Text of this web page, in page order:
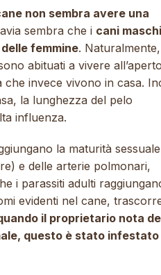
non sembra avere una
sembra che i cani maschi
femmine.
abituati a vivere
che invece vivono in casa.
la lunghezza del pelo
influenza.
la maturità
e delle arterie polmonari,
i parassiti adulti
evidenti nel cane,
il proprietario nota
questo è stato infestato